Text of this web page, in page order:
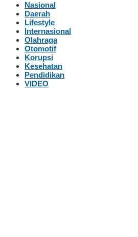
Nasional
Daerah
Lifestyle
Internasional
Olahraga
Otomotif
Korupsi
Kesehatan
Pendidikan
VIDEO